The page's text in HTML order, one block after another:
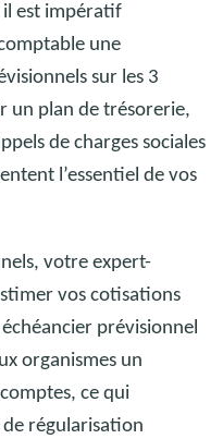
il est impératif
une
sur les 3
un plan de trésorerie,
de charges sociales
l’essentiel de vos
votre expert-
vos cotisations
prévisionnel
organismes un
ce qui
régularisation